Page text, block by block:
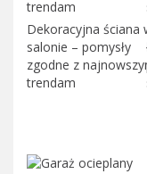
Dekoracyjna ściana
salonie – pomysły
zgodne z
trendam